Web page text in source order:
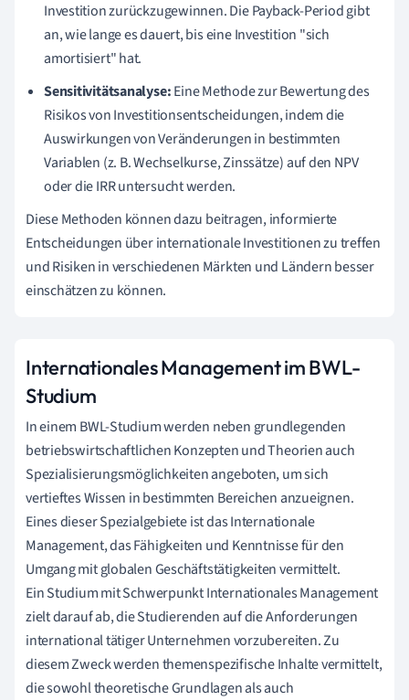
Investition zurückzugewinnen. Die Payback-Period gibt
an, wie lange es dauert, bis eine Investition "sich
amortisiert" hat.
Sensitivitätsanalyse:Eine Methode zur Bewertung des
Risikos von Investitionsentscheidungen, indem die
Auswirkungen von Veränderungen in bestimmten
Variablen (z. B. Wechselkurse, Zinssätze) auf den NPV
oder die IRR untersucht werden.
Diese Methoden können dazu beitragen, informierte
Entscheidungen über internationale Investitionen zu treffen
und Risiken in verschiedenen Märkten und Ländern besser
einschätzen zu können.
Internationales Management im BWL-
Studium
In einem BWL-Studium werden neben grundlegenden
betriebswirtschaftlichen Konzepten und Theorien auch
Spezialisierungsmöglichkeiten angeboten, um sich
vertieftes Wissen in bestimmten Bereichen anzueignen.
Eines dieser Spezialgebiete ist das Internationale
Management, das Fähigkeiten und Kenntnisse für den
Umgang mit globalen Geschäftstätigkeiten vermittelt.
Ein Studium mit Schwerpunkt Internationales Management
zielt darauf ab, die Studierenden auf die Anforderungen
international tätiger Unternehmen vorzubereiten. Zu
diesem Zweck werden themenspezifische Inhalte vermittelt,
die sowohl theoretische Grundlagen als auch